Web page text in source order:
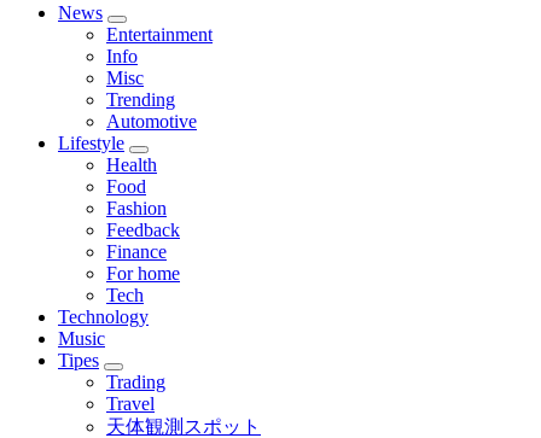
News
Entertainment
Info
Misc
Trending
Automotive
Lifestyle
Health
Food
Fashion
Feedback
Finance
For home
Tech
Technology
Music
Tipes
Trading
Travel
天体観測スポット